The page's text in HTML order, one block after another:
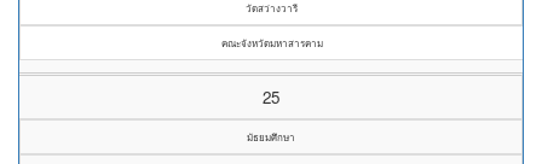
วัดสว่างวารี
คณะจังหวัดมหาสารคาม
25
มัธยมศึกษา